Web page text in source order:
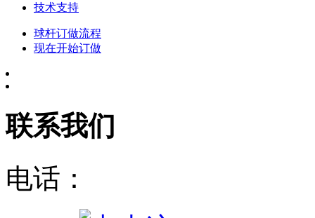
技术支持
球杆订做流程
现在开始订做
联系我们
电话：